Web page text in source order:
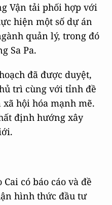
Vận tải phối hợp với
hiện một số dự án
quản lý, trong đó
Sa Pa.
đã được duyệt,
trì cùng với tỉnh đề
hội hóa mạnh mẽ.
định hướng xây
có báo cáo và đề
hình thức đầu tư